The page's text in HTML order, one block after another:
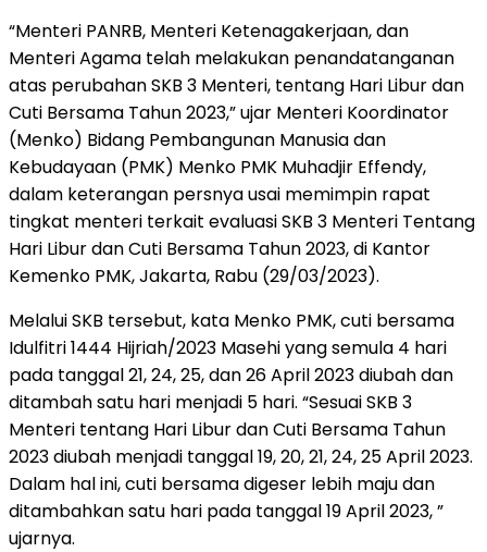
“Menteri PANRB, Menteri Ketenagakerjaan, dan
Menteri Agama telah melakukan penandatanganan
atas perubahan SKB 3 Menteri, tentang Hari Libur dan
Cuti Bersama Tahun 2023,” ujar Menteri Koordinator
(Menko) Bidang Pembangunan Manusia dan
Kebudayaan (PMK) Menko PMK Muhadjir Effendy,
dalam keterangan persnya usai memimpin rapat
tingkat menteri terkait evaluasi SKB 3 Menteri Tentang
Hari Libur dan Cuti Bersama Tahun 2023, di Kantor
Kemenko PMK, Jakarta, Rabu (29/03/2023).
Melalui SKB tersebut, kata Menko PMK, cuti bersama
Idulfitri 1444 Hijriah/2023 Masehi yang semula 4 hari
pada tanggal 21, 24, 25, dan 26 April 2023 diubah dan
ditambah satu hari menjadi 5 hari. “Sesuai SKB 3
Menteri tentang Hari Libur dan Cuti Bersama Tahun
2023 diubah menjadi tanggal 19, 20, 21, 24, 25 April 2023.
Dalam hal ini, cuti bersama digeser lebih maju dan
ditambahkan satu hari pada tanggal 19 April 2023, ”
ujarnya.